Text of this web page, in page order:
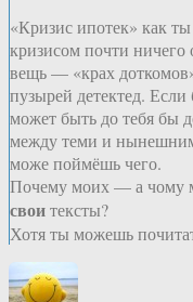
«Кризис ипотек» как
кризисом почти
вещь — «крах
пузырей детектед.
может быть до тебя бы
между теми и
може поймёшь чего.
Почему моих — а чому
своитексты?
Хотя ты можешь